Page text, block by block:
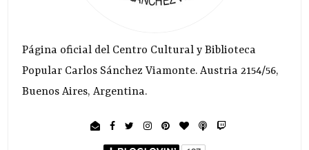
Página oficial del Centro Cultural y Biblioteca
Popular Carlos Sánchez Viamonte. Austria 2154/56,
Buenos Aires, Argentina.